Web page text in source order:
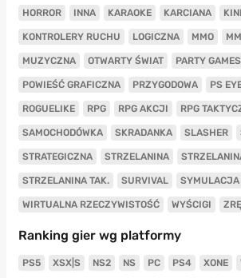
HORROR INNA KARAOKE KARCIANA
KONTROLERY RUCHU LOGICZNA MMO
MUZYCZNA OTWARTY ŚWIAT PARTY GAMES
POWIEŚĆ GRAFICZNA PRZYGODOWA PS
ROGUELIKE RPG RPG AKCJI RPG
SAMOCHODÓWKA SKRADANKA SLASHER
STRATEGICZNA STRZELANINA
STRZELANINA TAK. SURVIVAL SYMULACJA
WIRTUALNA RZECZYWISTOŚĆ WYŚCIGI
Ranking gier wg platformy
PS5 XSX|S NS2 NS PC PS4 XONE